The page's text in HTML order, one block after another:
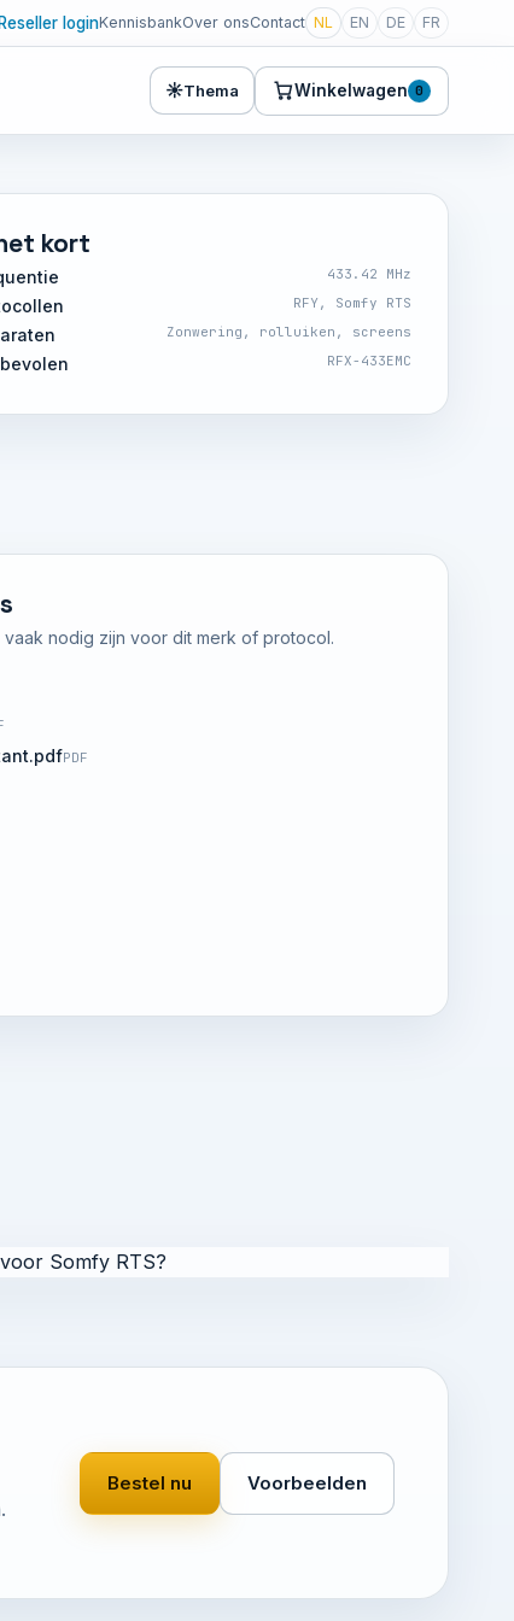
loginKennisbankOver onsContact NL EN DE FR
☀Thema Winkelwagen 0
kort
433.42 MHz
RFY, Somfy RTS
Zonwering, rolluiken, screens
RFX-433EMC
nodig zijn voor dit merk of protocol.
PDF
Somfy RTS?
Bestel nu Voorbeelden